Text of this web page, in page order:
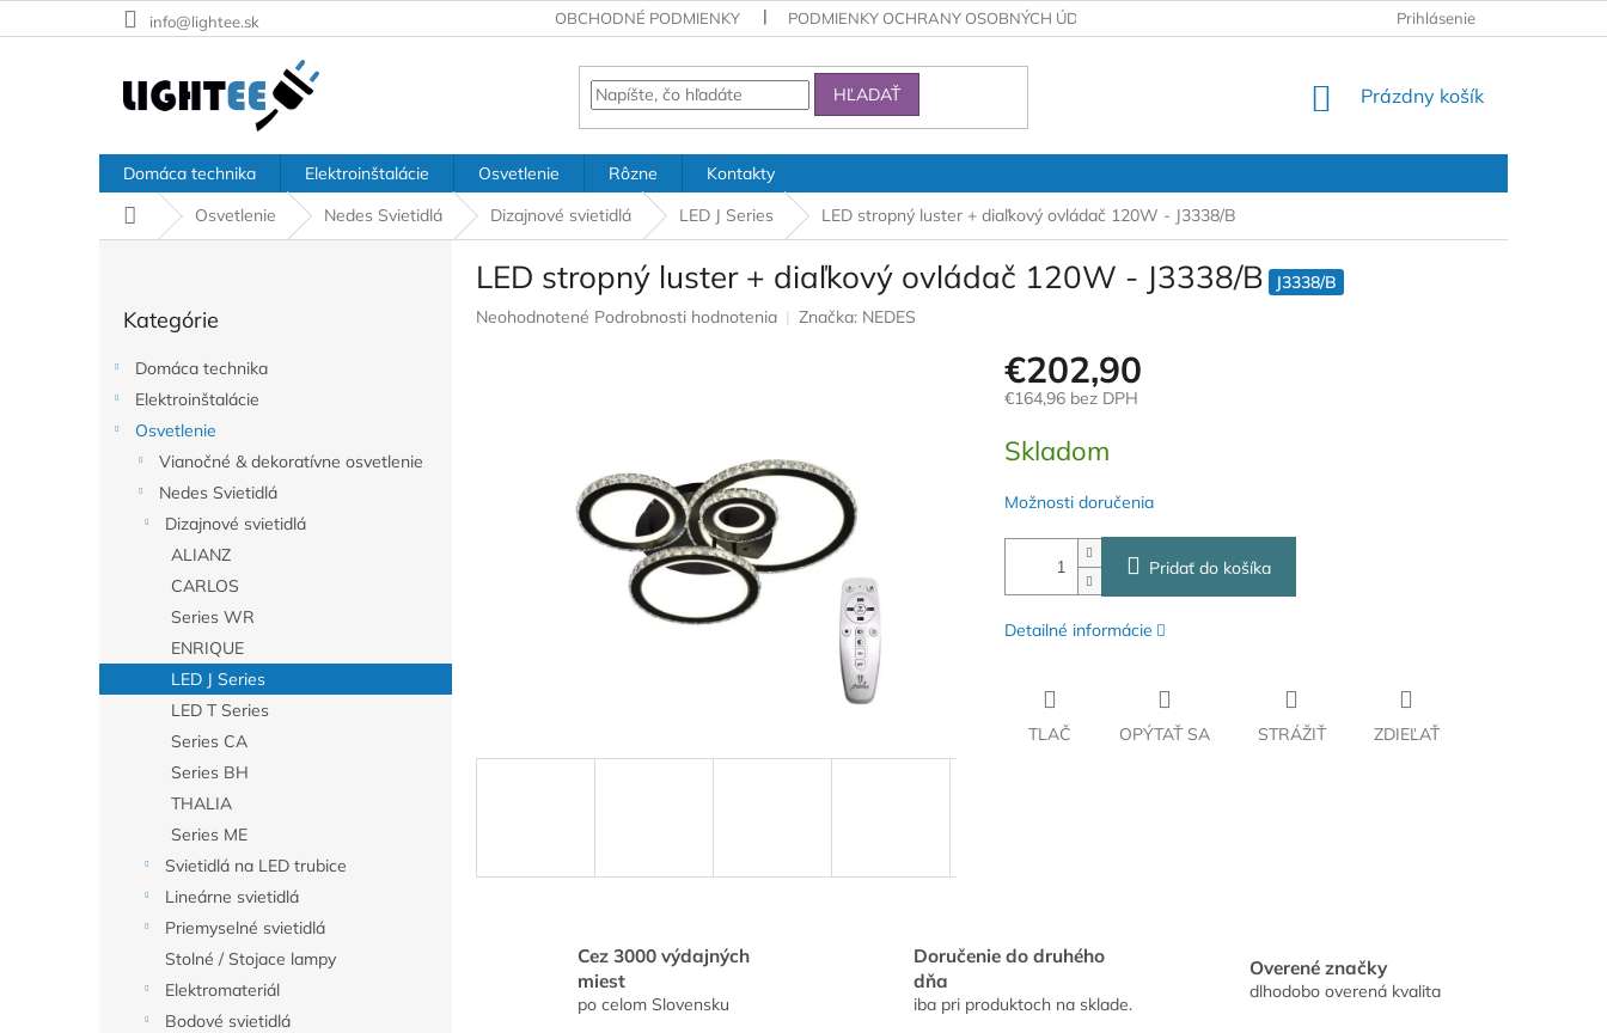
na
info@lightee.sk OBCHODNÉ PODMIENKY PODMIENKY OCHRANY OSOBNÝCH ÚDAJOV Prihlásenie
HĽADAŤ
NÁKUPNÝ
Prázdny košík
Domáca technika Elektroinštalácie Osvetlenie Rôzne
Kontakty
DomovOsvetlenie Nedes Svietidlá Dizajnové svietidlá LED J Series LED stropný luster + diaľkový ovládač 120W - J3338/B
kategórie
Kategórie
Domáca technika
Elektroinštalácie
Osvetlenie
Vianočné & dekoratívne osvetlenie
Nedes Svietidlá
Dizajnové svietidlá
ALIANZ
CARLOS
Series WR
ENRIQUE
LED J Series
LED T Series
Series CA
Series BH
THALIA
Series ME
Svietidlá na LED trubice
Lineárne svietidlá
Priemyselné svietidlá
Stolné / Stojace lampy
Elektromateriál
Bodové svietidlá
LED stropný luster + diaľkový ovládač 120W - J3338/B
J3338/B
Priemerné
Neohodnotené Podrobnosti hodnotenia Značka: NEDES
€202,90
€164,96 bez DPH
cena:
Skladom
Možnosti doručenia
Pridať do košíka
Detailné informácie
TLAČ OPÝTAŤ SA STRÁŽIŤ ZDIEĽAŤ
Cez 3000 výdajných
miest
po celom Slovensku
Doručenie do druhého
dňa
iba pri produktoch na sklade.
Overené značky
dlhodobo overená kvalita